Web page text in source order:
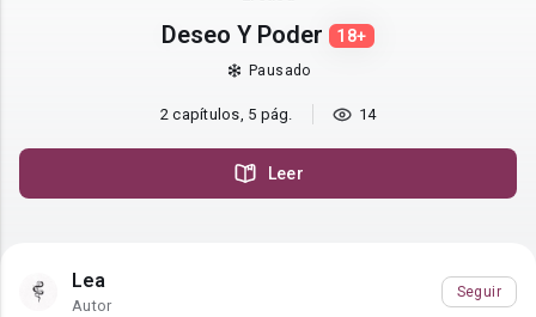
Deseo Y Poder 18+
Pausado
2 capítulos, 5 pág. 14
Leer
Lea
Autor
Seguir